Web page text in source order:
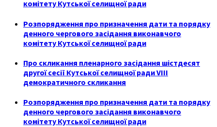
комітету Кутської селищної ради
Розпорядження про призначення дати та порядку
денного чергового засідання виконавчого
комітету Кутської селищної ради
Про скликання пленарного засідання шістдесят
другої сесії Кутської селищної ради VIII
демократичного скликання
Розпорядження про призначення дати та порядку
денного чергового засідання виконавчого
комітету Кутської селищної ради